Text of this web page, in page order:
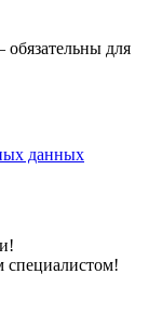
обязательны для
данных
специалистом!